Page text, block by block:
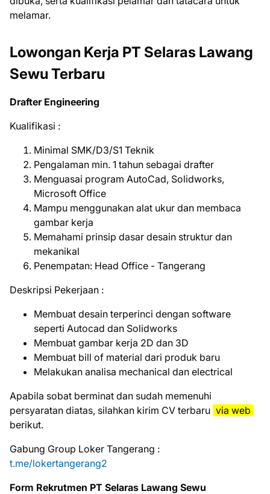
mеlаmаr.
Lowongan Kerja PT Selaras Lawang
Sewu Terbaru
Drafter Engineering
Kualifikasi :
Minimal SMK/D3/S1 Teknik
Pengalaman min. 1 tahun sebagai drafter
Menguasai program AutoCad, Solidworks,
Microsoft Office
Mampu menggunakan alat ukur dan membaca
gambar kerja
Memahami prinsip dasar desain struktur dan
mekanikal
Penempatan: Head Office - Tangerang
Deskripsi Pekerjaan :
Membuat desain terperinci dengan software
seperti Autocad dan Solidworks
Membuat gambar kerja 2D dan 3D
Membuat bill of material dari produk baru
Melakukan analisa mechanical dan electrical
Aраbіlа ѕоbаt bеrmіnаt dаn ѕudаh mеmеnuhі
реrѕуаrаtаn dіаtаѕ, ѕіlаhkаn kіrіm CV tеrbаru via web
bеrіkut.
Gabung Group Loker Tangerang :
t.me/lokertangerang2
Form Rekrutmen PT Selaras Lawang Sewu